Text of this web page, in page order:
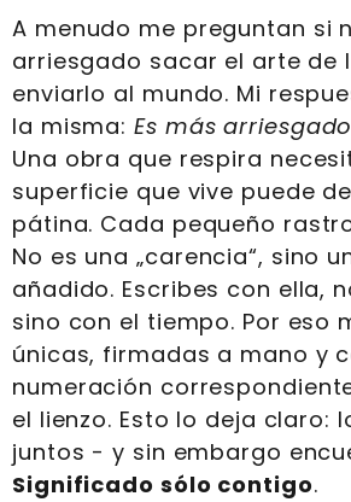
A menudo me preguntan si
arriesgado sacar el arte de
enviarlo al mundo. Mi
la misma:Es más
Una obra que respira
superficie que vive puede
pátina. Cada pequeño
No es una „carencia“, sino
añadido. Escribes con ella,
sino con el tiempo. Por eso
únicas, firmadas a mano y
numeración
el lienzo. Esto lo deja claro:
juntos - y sin embargo
Significado sólo contigo.